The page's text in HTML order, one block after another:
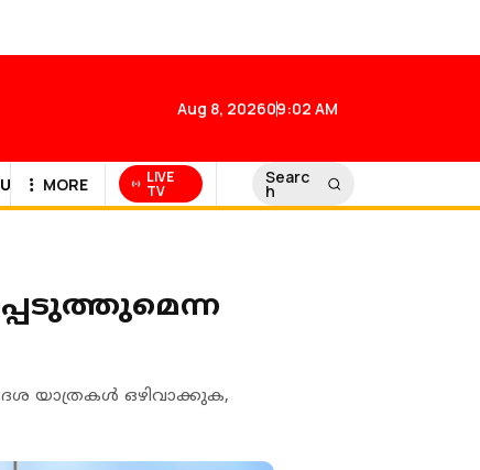
Aug 8, 202609:02 AM
NEWS
MORE LIVE
TV
Searc
h
യാത്രകള്‍ ഒഴിവാക്കുക,